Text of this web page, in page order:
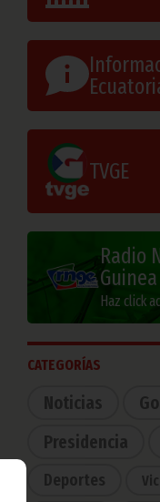
TVGE
Radio
Haz click
CATEGORÍAS
Noticias
Presidencia
Deportes